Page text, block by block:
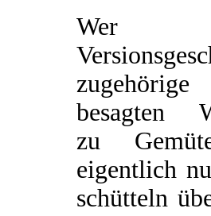
Wer
besagten
zu
eigentlich
schütteln